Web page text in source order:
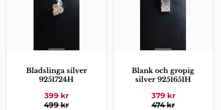
Bladslinga silver
9251724H
399 kr
499kr
Blank och gropig
silver 9251651H
379 kr
474kr